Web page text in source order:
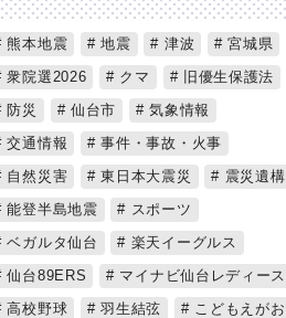
熊本地震 地震 津波
宮城県
衆院選2026
クマ
旧優生保護法
防災
仙台市
気象情報
交通情報
事件・事故・火事
自然災害
東日本大震災
震災遺構
能登半島地震
スポーツ
ベガルタ仙台
楽天イーグルス
仙台89ERS
マイナビ仙台レディース
高校野球
羽生結弦
こどもえがお